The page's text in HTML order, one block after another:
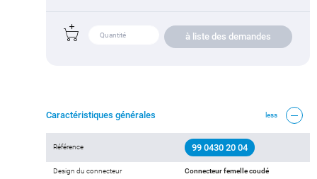
à liste des demandes
Caractéristiques générales less
Référence 99 0430 20 04
Design du connecteur Connecteur femelle coudé